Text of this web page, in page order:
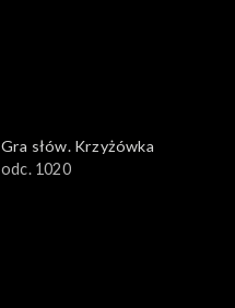
Gra słów. Krzyżówka
odc. 1020